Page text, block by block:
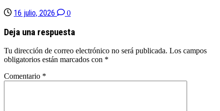
16 julio, 2026 0
Deja una respuesta
Tu dirección de correo electrónico no será publicada. Los campos
obligatorios están marcados con *
Comentario *